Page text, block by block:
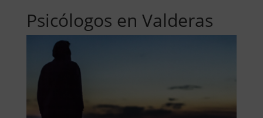
Psicólogos en Valderas